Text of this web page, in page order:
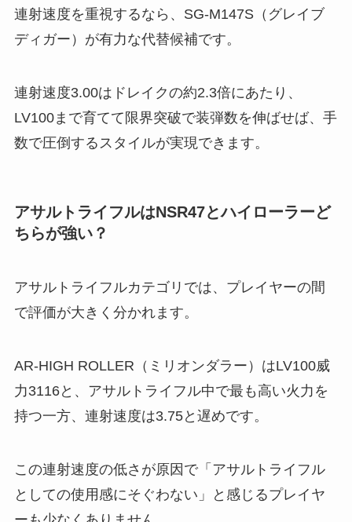
連射速度を重視するなら、SG-M147S（グレイブ
ディガー）が有力な代替候補です。
連射速度3.00はドレイクの約2.3倍にあたり、
LV100まで育てて限界突破で装弾数を伸ばせば、手
数で圧倒するスタイルが実現できます。
アサルトライフルはNSR47とハイローラーど
ちらが強い？
アサルトライフルカテゴリでは、プレイヤーの間
で評価が大きく分かれます。
AR-HIGH ROLLER（ミリオンダラー）はLV100威
力3116と、アサルトライフル中で最も高い火力を
持つ一方、連射速度は3.75と遅めです。
この連射速度の低さが原因で「アサルトライフル
としての使用感にそぐわない」と感じるプレイヤ